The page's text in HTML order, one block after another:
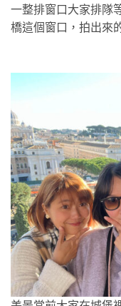
一整排窗口大家排隊
橋這個窗口，拍出來